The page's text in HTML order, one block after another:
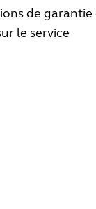
de garantie
le service